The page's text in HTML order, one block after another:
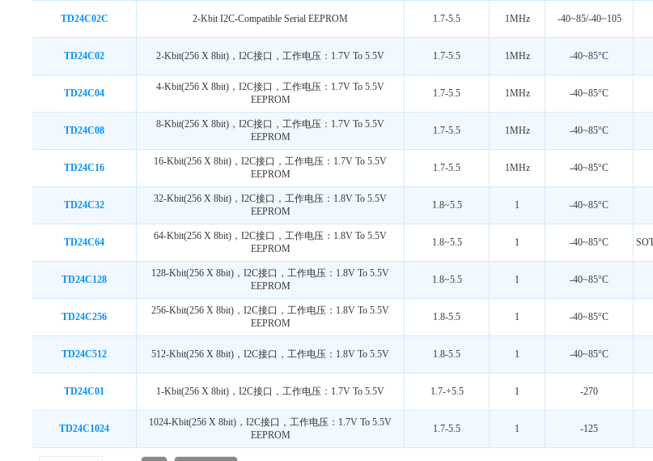
TD24C02C 2-Kbit I2C-Compatible Serial EEPROM 1.7-5.5 1MHz -40~85/-40~105
TD24C02 2-Kbit(256 X 8bit)，I2C接口，工作电压：1.7V To 5.5V 1.7-5.5 1MHz -40~85°C
TD24C04
4-Kbit(256 X 8bit)，I2C接口，工作电压：1.7V To 5.5V
EEPROM
1.7-5.5 1MHz -40~85°C
TD24C08
8-Kbit(256 X 8bit)，I2C接口，工作电压：1.7V To 5.5V
EEPROM
1.7-5.5 1MHz -40~85°C
TD24C16
16-Kbit(256 X 8bit)，I2C接口，工作电压：1.7V To 5.5V
EEPROM
1.7-5.5 1MHz -40~85°C
TD24C32
32-Kbit(256 X 8bit)，I2C接口，工作电压：1.8V To 5.5V
EEPROM
1.8~5.5 1 -40~85°C
TD24C64
64-Kbit(256 X 8bit)，I2C接口，工作电压：1.8V To 5.5V
EEPROM
1.8~5.5 1 -40~85°C
TD24C128
128-Kbit(256 X 8bit)，I2C接口，工作电压：1.8V To 5.5V
EEPROM
1.8~5.5 1 -40~85°C
TD24C256
256-Kbit(256 X 8bit)，I2C接口，工作电压：1.8V To 5.5V
EEPROM
1.8-5.5 1 -40~85°C
TD24C512 512-Kbit(256 X 8bit)，I2C接口，工作电压：1.8V To 5.5V 1.8-5.5 1 -40~85°C
TD24C01 1-Kbit(256 X 8bit)，I2C接口，工作电压：1.7V To 5.5V 1.7-+5.5 1 -270
TD24C1024
1024-Kbit(256 X 8bit)，I2C接口，工作电压：1.7V To 5.5V
EEPROM
1.7-5.5 1 -125